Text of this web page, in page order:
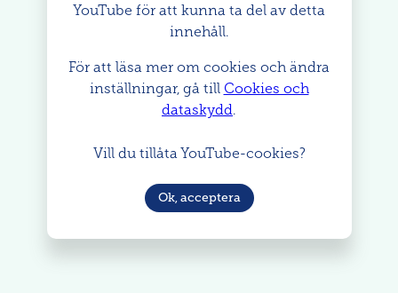
YouTube för att kunna ta del av detta
innehåll.
För att läsa mer om cookies och ändra
inställningar, gå till Cookies och
dataskydd.
Vill du tillåta YouTube-cookies?
Ok, acceptera